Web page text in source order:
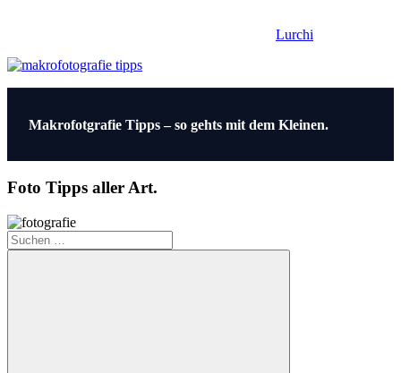
Lurchi
Beitragsnavigation
Vorheriger
Makrofotgrafie Tipps – so gehts mit dem Kleinen.
Foto Tipps aller Art.
Suchen
nach: